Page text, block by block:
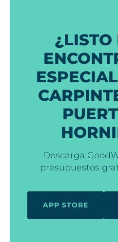
¿LISTO
Descarga
presupuestos
APP STORE